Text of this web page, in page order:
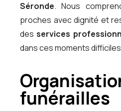
Séronde. Nous
proches avec dignité et
desservices
dans ces moments
funérailles